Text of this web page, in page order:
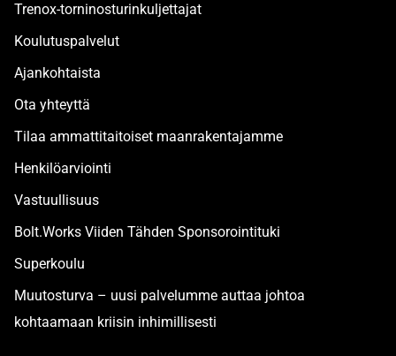
Trenox-torninosturinkuljettajat
Koulutuspalvelut
Ajankohtaista
Ota yhteyttä
Tilaa ammattitaitoiset maanrakentajamme
Henkilöarviointi
Vastuullisuus
Bolt.Works Viiden Tähden Sponsorointituki
Superkoulu
Muutosturva – uusi palvelumme auttaa johtoa
kohtaamaan kriisin inhimillisesti